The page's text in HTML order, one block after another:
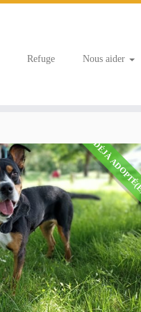
Refuge Nous aider
DÉJÀ